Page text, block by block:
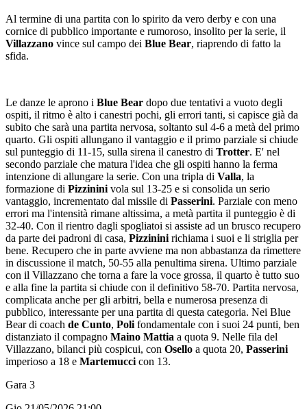
Al termine di una partita con lo spirito da vero derby e con una
cornice di pubblico importante e rumoroso, insolito per la serie, il
Villazzano vince sul campo dei Blue Bear, riaprendo di fatto la
sfida.
Le danze le aprono i Blue Bear dopo due tentativi a vuoto degli
ospiti, il ritmo è alto i canestri pochi, gli errori tanti, si capisce già da
subito che sarà una partita nervosa, soltanto sul 4-6 a metà del primo
quarto. Gli ospiti allungano il vantaggio e il primo parziale si chiude
sul punteggio di 11-15, sulla sirena il canestro di Trotter. E' nel
secondo parziale che matura l'idea che gli ospiti hanno la ferma
intenzione di allungare la serie. Con una tripla di Valla, la
formazione di Pizzinini vola sul 13-25 e si consolida un serio
vantaggio, incrementato dal missile di Passerini. Parziale con meno
errori ma l'intensità rimane altissima, a metà partita il punteggio è di
32-40. Con il rientro dagli spogliatoi si assiste ad un brusco recupero
da parte dei padroni di casa, Pizzinini richiama i suoi e li striglia per
bene. Recupero che in parte avviene ma non abbastanza da rimettere
in discussione il match, 50-55 alla penultima sirena. Ultimo parziale
con il Villazzano che torna a fare la voce grossa, il quarto è tutto suo
e alla fine la partita si chiude con il definitivo 58-70. Partita nervosa,
complicata anche per gli arbitri, bella e numerosa presenza di
pubblico, interessante per una partita di questa categoria. Nei Blue
Bear di coach de Cunto, Poli fondamentale con i suoi 24 punti, ben
distanziato il compagno Maino Mattia a quota 9. Nelle fila del
Villazzano, bilanci più cospicui, con Osello a quota 20, Passerini
imperioso a 18 e Martemucci con 13.
Gara 3